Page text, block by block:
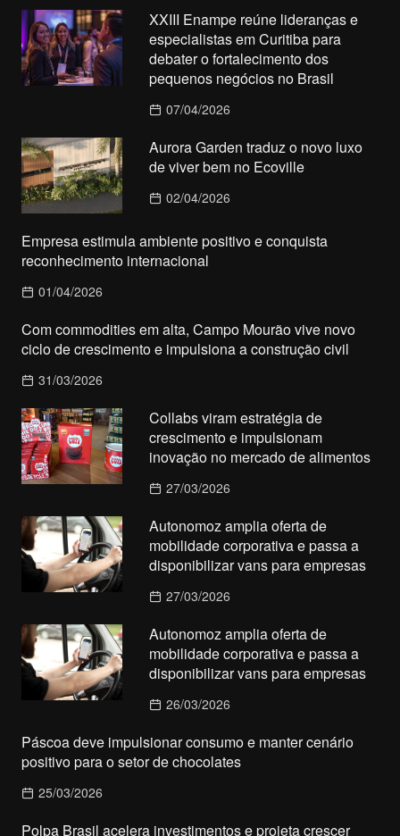
XXIII Enampe reúne lideranças e
especialistas em Curitiba para
debater o fortalecimento dos
pequenos negócios no Brasil
07/04/2026
Aurora Garden traduz o novo luxo
de viver bem no Ecoville
02/04/2026
Empresa estimula ambiente positivo e conquista
reconhecimento internacional
01/04/2026
Com commodities em alta, Campo Mourão vive novo
ciclo de crescimento e impulsiona a construção civil
31/03/2026
Collabs viram estratégia de
crescimento e impulsionam
inovação no mercado de alimentos
27/03/2026
Autonomoz amplia oferta de
mobilidade corporativa e passa a
disponibilizar vans para empresas
27/03/2026
Autonomoz amplia oferta de
mobilidade corporativa e passa a
disponibilizar vans para empresas
26/03/2026
Páscoa deve impulsionar consumo e manter cenário
positivo para o setor de chocolates
25/03/2026
Polpa Brasil acelera investimentos e projeta crescer